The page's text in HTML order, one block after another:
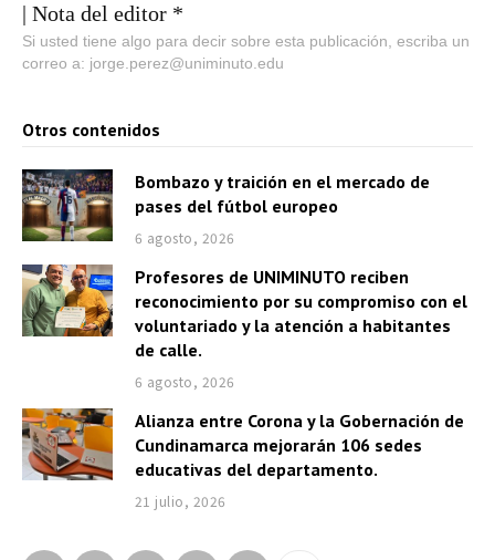
| Nota del editor *
Si usted tiene algo para decir sobre esta publicación, escriba un
correo a: jorge.perez@uniminuto.edu
Otros contenidos
Bombazo y traición en el mercado de
pases del fútbol europeo
6 agosto, 2026
Profesores de UNIMINUTO reciben
reconocimiento por su compromiso con el
voluntariado y la atención a habitantes
de calle.
6 agosto, 2026
Alianza entre Corona y la Gobernación de
Cundinamarca mejorarán 106 sedes
educativas del departamento.
21 julio, 2026